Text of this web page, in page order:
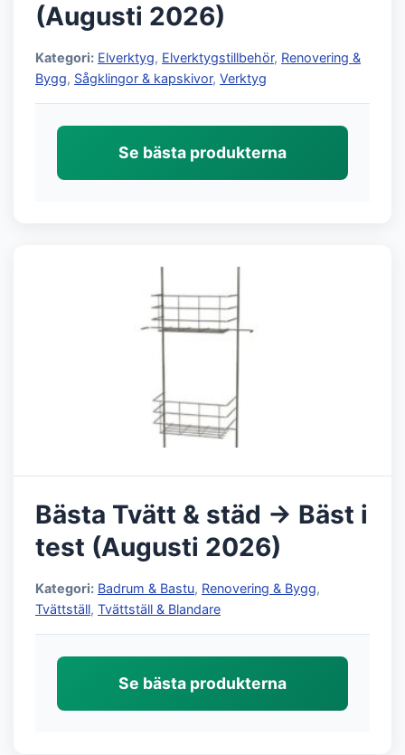
(Augusti 2026)
Kategori: Elverktyg, Elverktygstillbehör, Renovering &
Bygg, Sågklingor & kapskivor, Verktyg
Se bästa produkterna
Bästa Tvätt & städ → Bäst i
test (Augusti 2026)
Kategori: Badrum & Bastu, Renovering & Bygg,
Tvättställ, Tvättställ & Blandare
Se bästa produkterna